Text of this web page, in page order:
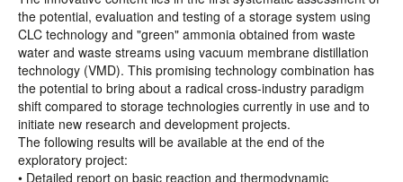
the potential, evaluation and testing of a storage system using
CLC technology and "green" ammonia obtained from waste
water and waste streams using vacuum membrane distillation
technology (VMD). This promising technology combination has
the potential to bring about a radical cross-industry paradigm
shift compared to storage technologies currently in use and to
initiate new research and development projects.
The following results will be available at the end of the
exploratory project:
• Detailed report on basic reaction and thermodynamic